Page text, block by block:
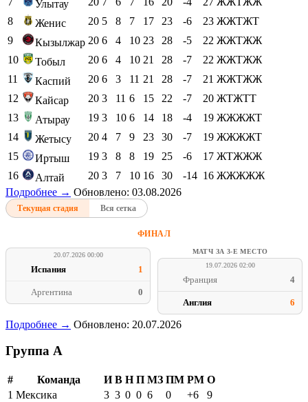
Улытау
8
Женис 20 5 8 7 17 23 -6 23 ЖЖТЖТ
9
Кызылжар 20 6 4 10 23 28 -5 22 ЖЖТЖЖ
10
Тобыл 20 6 4 10 21 28 -7 22 ЖЖТЖЖ
11
Каспий 20 6 3 11 21 28 -7 21 ЖЖТЖЖ
12
Кайсар 20 3 11 6 15 22 -7 20 ЖТЖТТ
13
Атырау 19 3 10 6 14 18 -4 19 ЖЖЖЖТ
14
Жетысу 20 4 7 9 23 30 -7 19 ЖЖЖЖТ
15
Иртыш 19 3 8 8 19 25 -6 17 ЖТЖЖЖ
16
Алтай 20 3 7 10 16 30 -14 16 ЖЖЖЖЖ
Подробнее → Обновлено: 03.08.2026
Текущая стадия Вся сетка
ФИНАЛ
20.07.2026 00:00
Испания 1
Аргентина 0
МАТЧ ЗА 3-Е МЕСТО
19.07.2026 02:00
Франция 4
Англия 6
Подробнее → Обновлено: 20.07.2026
Группа A
# Команда И В Н П МЗ ПМ РМ О
1 Мексика 3 3 0 0 6 0 +6
9